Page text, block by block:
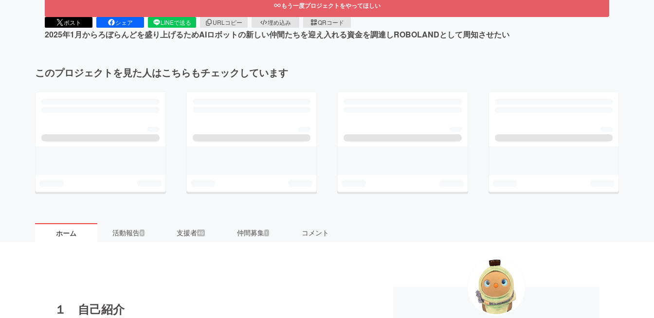
もう一度プロジェクトをやってほしい
ポスト シェア LINEで送る URLコピー 埋め込み QRコード
2025年1月からろぼらんどを盛り上げるためAIロボットの新しい仲間たちを迎え入れる資金を調達しROBOLANDとして周知させたい
このプロジェクトを見た人はこちらもチェックしています
ホーム 活動報告6 支援者49 仲間募集 1 コメント
１ 自己紹介